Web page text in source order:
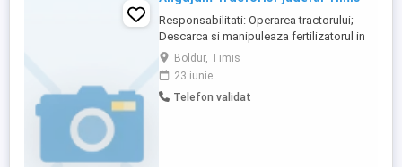
Responsabilitati: Operarea tractorului;
Descarca si manipuleaza fertilizatorul in
cadrul fermei; Mentine utilajele in stare
buna de functionare; Beneficii: Abonament
medical la o clinica privata; Bonuri de
masa -40 Ron zi; Salariu atractiv in functie
Boldur, Timis
23 iunie
Telefon validat